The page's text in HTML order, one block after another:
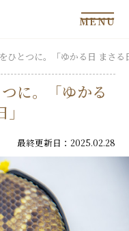
MENU
ひとつに。「ゆかる日 まさる
に。「ゆかる
最終更新日：2025.02.28